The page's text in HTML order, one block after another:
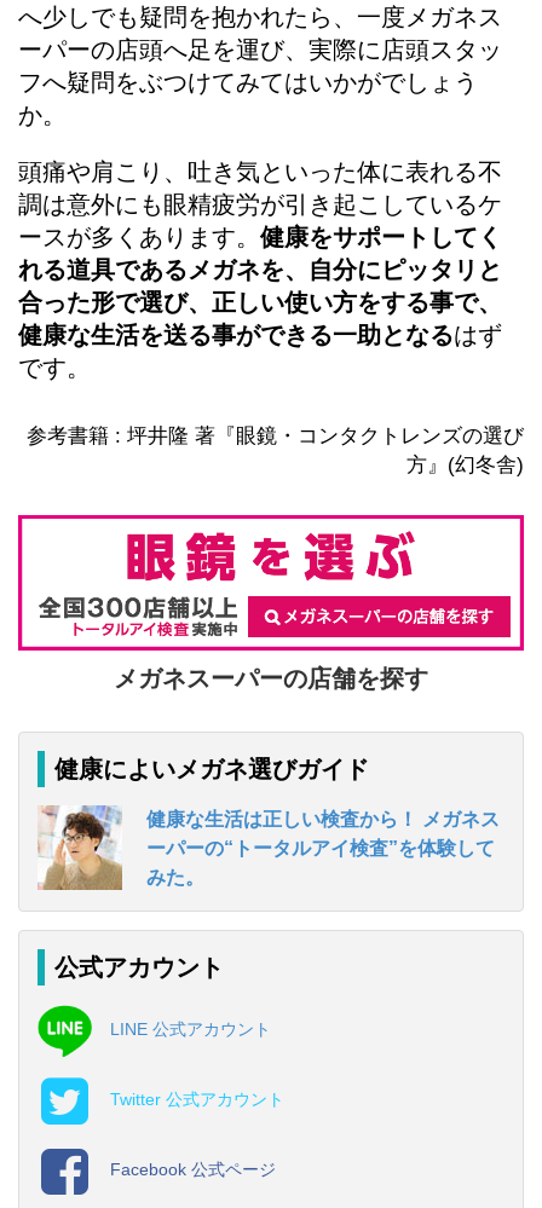
へ少しでも疑問を抱かれたら、一度メガネス
ーパーの店頭へ足を運び、実際に店頭スタッ
フへ疑問をぶつけてみてはいかがでしょう
か。
頭痛や肩こり、吐き気といった体に表れる不
調は意外にも眼精疲労が引き起こしているケ
ースが多くあります。 健康をサポートしてく
れる道具であるメガネを、自分にピッタリと
合った形で選び、正しい使い方をする事で、
健康な生活を送る事ができる一助となるはず
です。
参考書籍 : 坪井隆 著『眼鏡・コンタクトレンズの選び
方』(幻冬舎)
メガネスーパーの店舗を探す
健康によいメガネ選びガイド
健康な生活は正しい検査から！ メガネス
ーパーの“トータルアイ検査”を体験して
みた。
公式アカウント
LINE 公式アカウント
Twitter 公式アカウント
Facebook 公式ページ